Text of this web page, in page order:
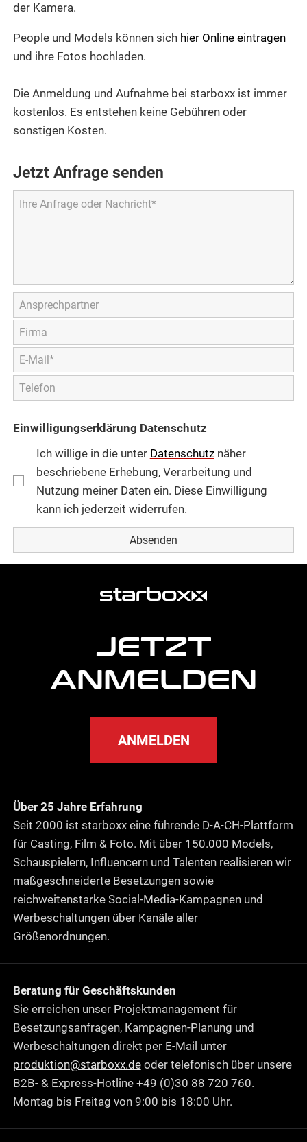
der Kamera.
People und Models können sich hier Online eintragen
und ihre Fotos hochladen.
Die Anmeldung und Aufnahme bei starboxx ist immer
kostenlos. Es entstehen keine Gebühren oder
sonstigen Kosten.
Jetzt Anfrage senden
Einwilligungserklärung Datenschutz
Ich willige in die unter Datenschutznäher
beschriebene Erhebung, Verarbeitung und
Nutzung meiner Daten ein. Diese Einwilligung
kann ich jederzeit widerrufen.
JETZT
ANMELDEN
ANMELDEN
Über 25 Jahre Erfahrung
Seit 2000 ist starboxx eine führende D-A-CH-Plattform
für Casting, Film & Foto. Mit über 150.000 Models,
Schauspielern, Influencern und Talenten realisieren wir
maßgeschneiderte Besetzungen sowie
reichweitenstarke Social-Media-Kampagnen und
Werbeschaltungen über Kanäle aller
Größenordnungen.
Beratung für Geschäftskunden
Sie erreichen unser Projektmanagement für
Besetzungsanfragen, Kampagnen-Planung und
Werbeschaltungen direkt per E-Mail unter
produktion@starboxx.deoder telefonisch über unsere
B2B- & Express-Hotline +49 (0)30 88 720 760.
Montag bis Freitag von 9:00 bis 18:00 Uhr.